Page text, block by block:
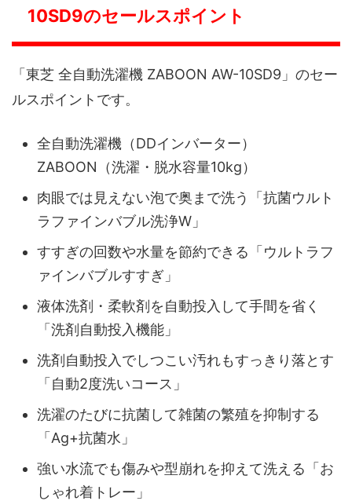
10SD9のセールスポイント
「東芝 全自動洗濯機 ZABOON AW-10SD9」のセー
ルスポイントです。
全自動洗濯機（DDインバーター）
ZABOON（洗濯・脱水容量10kg）
肉眼では見えない泡で奥まで洗う「抗菌ウルト
ラファインバブル洗浄W」
すすぎの回数や水量を節約できる「ウルトラフ
ァインバブルすすぎ」
液体洗剤・柔軟剤を自動投入して手間を省く
「洗剤自動投入機能」
洗剤自動投入でしつこい汚れもすっきり落とす
「自動2度洗いコース」
洗濯のたびに抗菌して雑菌の繁殖を抑制する
「Ag+抗菌水」
強い水流でも傷みや型崩れを抑えて洗える「お
しゃれ着トレー」